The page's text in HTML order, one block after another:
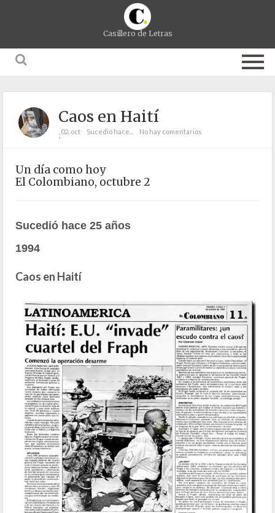
Casillero de Letras
Caos en Haití
;02. oct Sucedió hace... No hay comentarios
Un día como hoy
El Colombiano, octubre 2
Sucedió hace 25 años
1994
Caos en Haití